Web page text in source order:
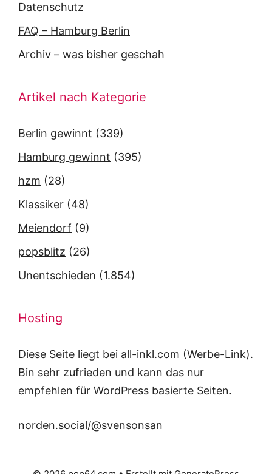
Datenschutz
FAQ – Hamburg Berlin
Archiv – was bisher geschah
Artikel nach Kategorie
Berlin gewinnt (339)
Hamburg gewinnt (395)
hzm (28)
Klassiker (48)
Meiendorf (9)
popsblitz (26)
Unentschieden (1.854)
Hosting
Diese Seite liegt bei all-inkl.com (Werbe-Link).
Bin sehr zufrieden und kann das nur
empfehlen für WordPress basierte Seiten.
norden.social/@svensonsan